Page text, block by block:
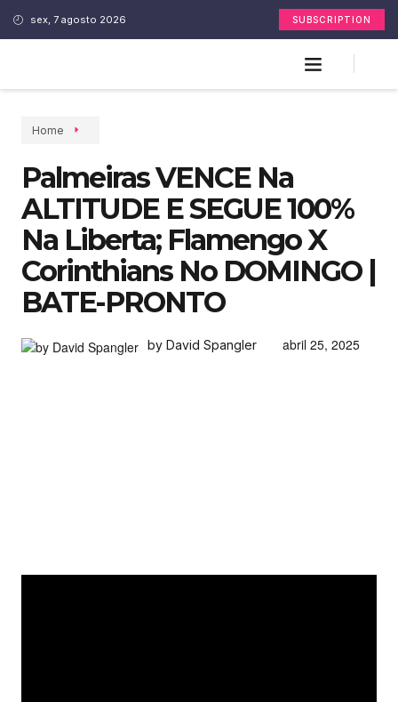
sex, 7 agosto 2026 SUBSCRIPTION
Home
Palmeiras VENCE Na
ALTITUDE E SEGUE 100%
Na Liberta; Flamengo X
Corinthians No DOMINGO |
BATE-PRONTO
by David Spangler abril 25, 2025